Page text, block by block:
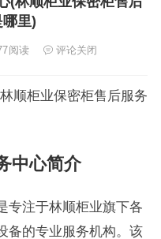
里)
阅读 评论关闭
顺柜业保密柜售后服务
中心简介
专注于林顺柜业旗下各
备的专业服务机构。该